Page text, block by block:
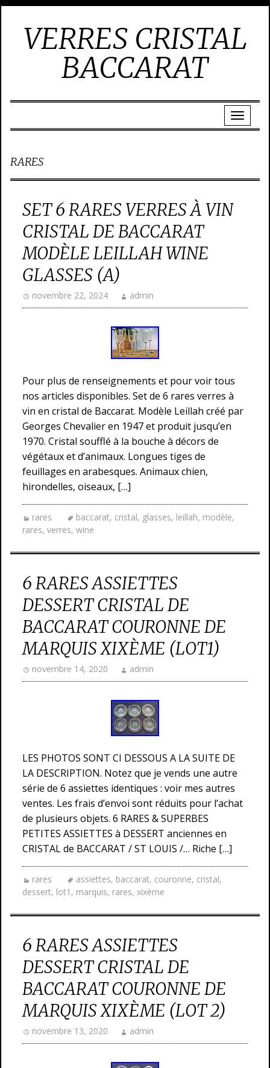
VERRES CRISTAL
BACCARAT
RARES
SET 6 RARES VERRES À VIN
CRISTAL DE BACCARAT
MODÈLE LEILLAH WINE
GLASSES (A)
novembre 22, 2024 admin
Pour plus de renseignements et pour voir tous
nos articles disponibles. Set de 6 rares verres à
vin en cristal de Baccarat. Modèle Leillah créé par
Georges Chevalier en 1947 et produit jusqu’en
1970. Cristal soufflé à la bouche à décors de
végétaux et d’animaux. Longues tiges de
feuillages en arabesques. Animaux chien,
hirondelles, oiseaux, […]
rares baccarat, cristal, glasses, leillah, modèle,
rares, verres, wine
6 RARES ASSIETTES
DESSERT CRISTAL DE
BACCARAT COURONNE DE
MARQUIS XIXÈME (LOT1)
novembre 14, 2020 admin
LES PHOTOS SONT CI DESSOUS A LA SUITE DE
LA DESCRIPTION. Notez que je vends une autre
série de 6 assiettes identiques : voir mes autres
ventes. Les frais d’envoi sont réduits pour l’achat
de plusieurs objets. 6 RARES & SUPERBES
PETITES ASSIETTES à DESSERT anciennes en
CRISTAL de BACCARAT / ST LOUIS /… Riche […]
rares assiettes, baccarat, couronne, cristal,
dessert, lot1 , marquis, rares, xixème
6 RARES ASSIETTES
DESSERT CRISTAL DE
BACCARAT COURONNE DE
MARQUIS XIXÈME (LOT 2)
novembre 13, 2020 admin